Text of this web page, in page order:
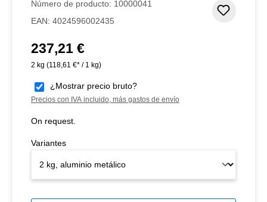
Número de producto: 10000041
EAN: 4024596002435
Precio normal:
237,21 €
2 kg (118,61 €* / 1 kg)
¿Mostrar precio bruto?
Precios con IVA incluido, más gastos de envío
On request.
Variantes